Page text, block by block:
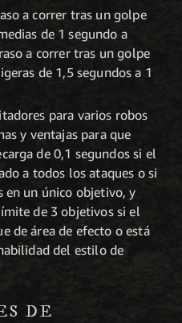
a correr tras un golpe
de 1 segundo a
a correr tras un golpe
de 1,5 segundos a 1
para varios robos
y ventajas para que
de 0,1 segundos si el
a todos los ataques o si
en un único objetivo, y
de 3 objetivos si el
de área de efecto o está
del estilo de
DE